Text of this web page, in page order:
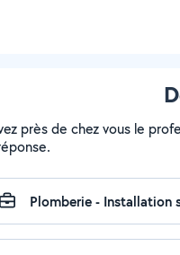
près de chez vous le